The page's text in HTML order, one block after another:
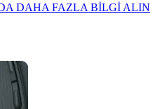
DAHA FAZLA BİLGİ ALIN